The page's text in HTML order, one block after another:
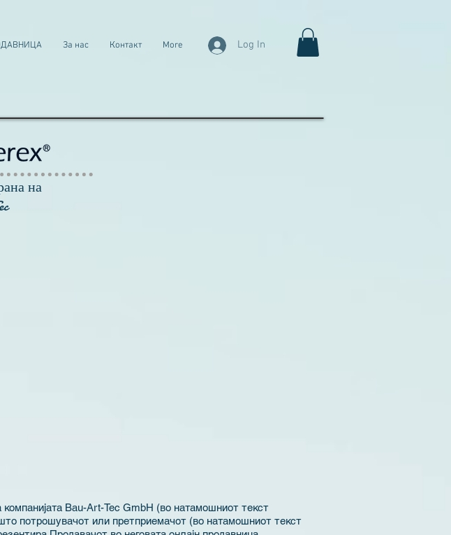
За нас Контакт More Log In
на
Bau-Art-Tec GmbH (во натамошниот текст
потрошувачот или претприемачот (во натамошниот текст